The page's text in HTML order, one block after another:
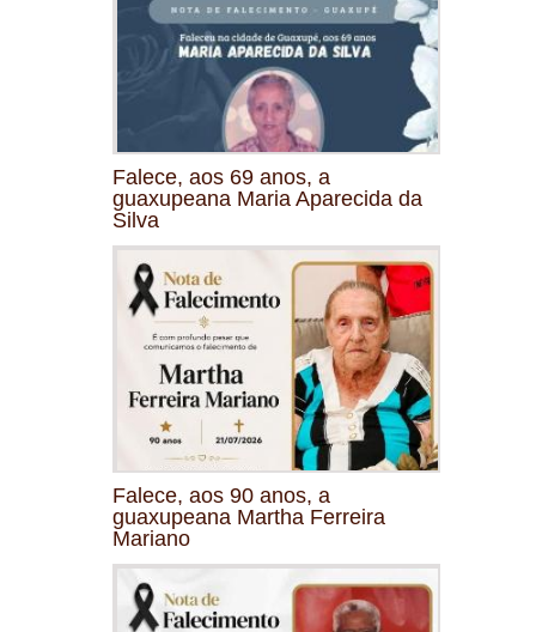
Falece, aos 69 anos, a
guaxupeana Maria Aparecida da
Silva
Falece, aos 90 anos, a
guaxupeana Martha Ferreira
Mariano